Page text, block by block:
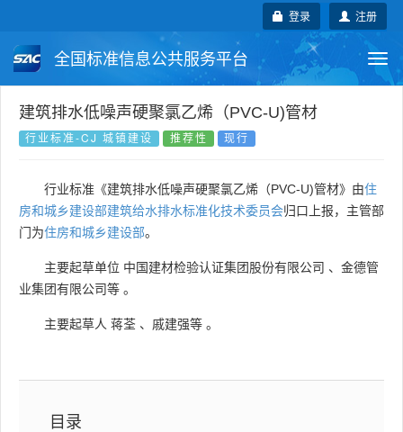
注册
登录
全国标准信息公共服务平台
国家标准 行业标准 地方标准
国外标准 技术委员会
建筑排水低噪声硬聚氯乙烯（PVC-U)管材
行业标准-CJ 城镇建设 推荐性 现行
行业标准《建筑排水低噪声硬聚氯乙烯（PVC-U)管材》由住
房和城乡建设部建筑给水排水标准化技术委员会归口上报，主管部
门为住房和城乡建设部。
主要起草单位 中国建材检验认证集团股份有限公司 、 金德管
业集团有限公司等 。
主要起草人 蒋荃 、 戚建强等 。
目录